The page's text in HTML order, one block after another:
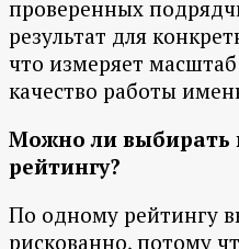
проверенных
результат для
что измеряет
качество работы
Можно ли выбирать
рейтингу?
По одному рейтингу
рискованно, потому